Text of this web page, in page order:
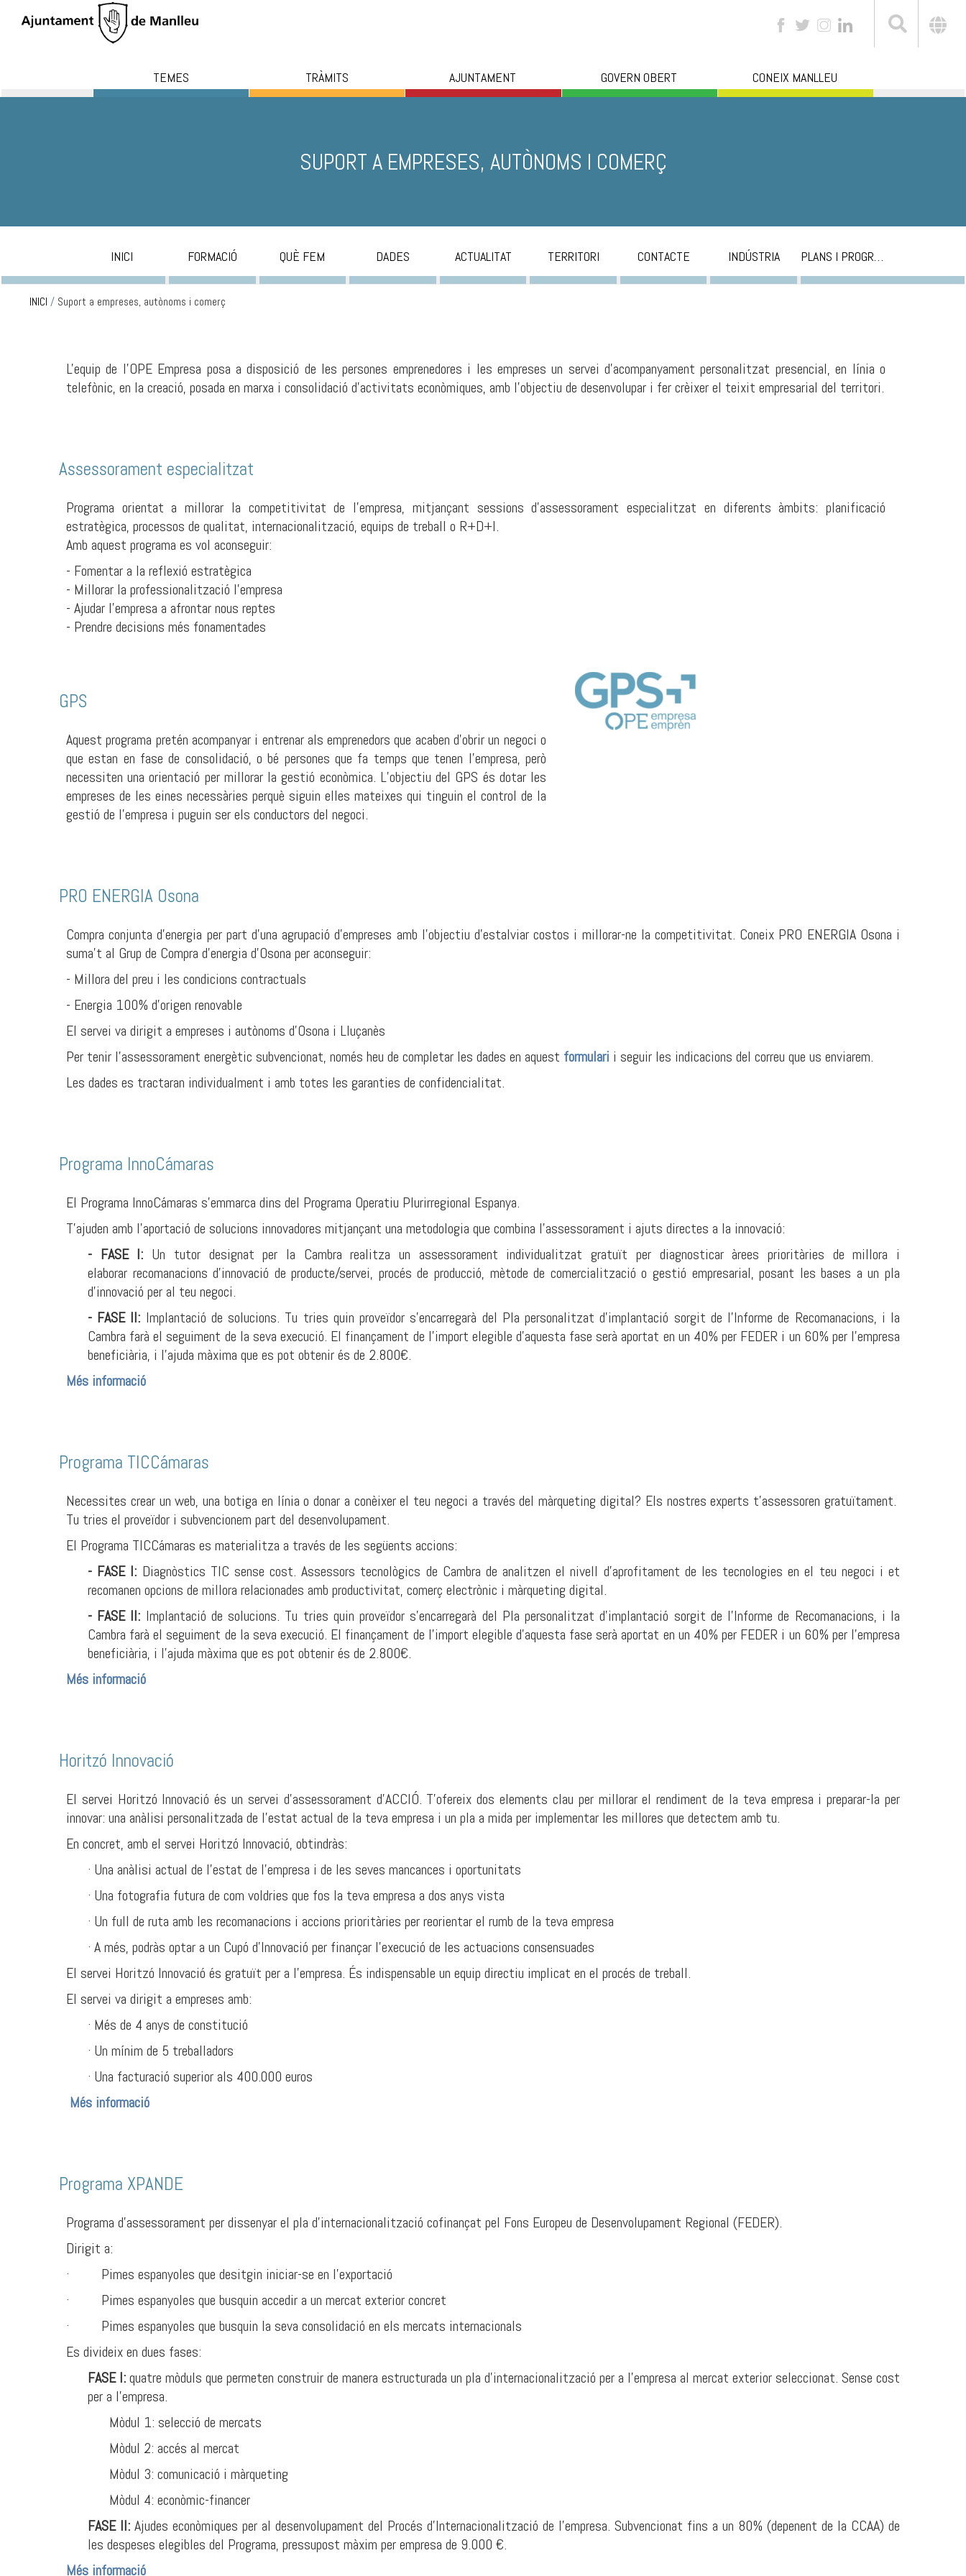
TEMES TRÀMITS AJUNTAMENT GOVERN OBERT CONEIX MANLLEU
INICI FORMACIÓ QUÈ FEM DADES ACTUALITAT TERRITORI CONTACTE INDÚSTRIA PLANS I PROGRAMES
SUPORT A EMPRESES, AUTÒNOMS I COMERÇ
INICI / Suport a empreses, autònoms i comerç
L'equip de l'OPE Empresa posa a disposició de les persones emprenedores i les empreses un servei d'acompanyament personalitzat presencial, en línia o
telefònic, en la creació, posada en marxa i consolidació d'activitats econòmiques, amb l'objectiu de desenvolupar i fer crèixer el teixit empresarial del territori.
Assessorament especialitzat
Programa orientat a millorar la competitivitat de l’empresa, mitjançant sessions d’assessorament especialitzat en diferents àmbits: planificació
estratègica, processos de qualitat, internacionalització, equips de treball o R+D+I.
Amb aquest programa es vol aconseguir:
- Fomentar a la reflexió estratègica
- Millorar la professionalització l’empresa
- Ajudar l’empresa a afrontar nous reptes
- Prendre decisions més fonamentades
GPS
Aquest programa pretén acompanyar i entrenar als emprenedors que acaben d’obrir un negoci o
que estan en fase de consolidació, o bé persones que fa temps que tenen l’empresa, però
necessiten una orientació per millorar la gestió econòmica. L’objectiu del GPS és dotar les
empreses de les eines necessàries perquè siguin elles mateixes qui tinguin el control de la
gestió de l’empresa i puguin ser els conductors del negoci.
PRO ENERGIA Osona
Compra conjunta d’energia per part d’una agrupació d’empreses amb l’objectiu d’estalviar costos i millorar-ne la competitivitat. Coneix PRO ENERGIA Osona i
suma’t al Grup de Compra d’energia d’Osona per aconseguir:
- Millora del preu i les condicions contractuals
- Energia 100% d’origen renovable
El servei va dirigit a empreses i autònoms d’Osona i Lluçanès
Per tenir l’assessorament energètic subvencionat, només heu de completar les dades en aquest formulari i seguir les indicacions del correu que us enviarem.
Les dades es tractaran individualment i amb totes les garanties de confidencialitat.
Programa InnoCámaras
El Programa InnoCámaras s'emmarca dins del Programa Operatiu Plurirregional Espanya.
T'ajuden amb l'aportació de solucions innovadores mitjançant una metodologia que combina l'assessorament i ajuts directes a la innovació:
- FASE I: Un tutor designat per la Cambra realitza un assessorament individualitzat gratuït per diagnosticar àrees prioritàries de millora i
elaborar recomanacions d’innovació de producte/servei, procés de producció, mètode de comercialització o gestió empresarial, posant les bases a un pla
d’innovació per al teu negoci.
- FASE II: Implantació de solucions. Tu tries quin proveïdor s'encarregarà del Pla personalitzat d’implantació sorgit de l’Informe de Recomanacions, i la
Cambra farà el seguiment de la seva execució. El finançament de l’import elegible d’aquesta fase serà aportat en un 40% per FEDER i un 60% per l’empresa
beneficiària, i l’ajuda màxima que es pot obtenir és de 2.800€.
Més informació
Programa TICCámaras
Necessites crear un web, una botiga en línia o donar a conèixer el teu negoci a través del màrqueting digital? Els nostres experts t'assessoren gratuïtament.
Tu tries el proveïdor i subvencionem part del desenvolupament.
El Programa TICCámaras es materialitza a través de les següents accions:
- FASE I: Diagnòstics TIC sense cost. Assessors tecnològics de Cambra de analitzen el nivell d'aprofitament de les tecnologies en el teu negoci i et
recomanen opcions de millora relacionades amb productivitat, comerç electrònic i màrqueting digital.
- FASE II: Implantació de solucions. Tu tries quin proveïdor s'encarregarà del Pla personalitzat d’implantació sorgit de l’Informe de Recomanacions, i la
Cambra farà el seguiment de la seva execució. El finançament de l’import elegible d’aquesta fase serà aportat en un 40% per FEDER i un 60% per l’empresa
beneficiària, i l’ajuda màxima que es pot obtenir és de 2.800€.
Més informació
Horitzó Innovació
El servei Horitzó Innovació és un servei d’assessorament d’ACCIÓ. T’ofereix dos elements clau per millorar el rendiment de la teva empresa i preparar-la per
innovar: una anàlisi personalitzada de l’estat actual de la teva empresa i un pla a mida per implementar les millores que detectem amb tu.
En concret, amb el servei Horitzó Innovació, obtindràs:
· Una anàlisi actual de l’estat de l’empresa i de les seves mancances i oportunitats
· Una fotografia futura de com voldries que fos la teva empresa a dos anys vista
· Un full de ruta amb les recomanacions i accions prioritàries per reorientar el rumb de la teva empresa
· A més, podràs optar a un Cupó d’Innovació per finançar l’execució de les actuacions consensuades
El servei Horitzó Innovació és gratuït per a l’empresa. És indispensable un equip directiu implicat en el procés de treball.
El servei va dirigit a empreses amb:
· Més de 4 anys de constitució
· Un mínim de 5 treballadors
· Una facturació superior als 400.000 euros
Més informació
Programa XPANDE
Programa d’assessorament per dissenyar el pla d’internacionalització cofinançat pel Fons Europeu de Desenvolupament Regional (FEDER).
Dirigit a:
· Pimes espanyoles que desitgin iniciar-se en l'exportació
· Pimes espanyoles que busquin accedir a un mercat exterior concret
· Pimes espanyoles que busquin la seva consolidació en els mercats internacionals
Es divideix en dues fases:
FASE I:quatre mòduls que permeten construir de manera estructurada un pla d'internacionalització per a l’empresa al mercat exterior seleccionat. Sense cost
per a l'empresa.
Mòdul 1: selecció de mercats
Mòdul 2: accés al mercat
Mòdul 3: comunicació i màrqueting
Mòdul 4: econòmic-financer
FASE II: Ajudes econòmiques per al desenvolupament del Procés d'Internacionalització de l’empresa. Subvencionat fins a un 80% (depenent de la CCAA) de
les despeses elegibles del Programa, pressupost màxim per empresa de 9.000 €.
Més informació